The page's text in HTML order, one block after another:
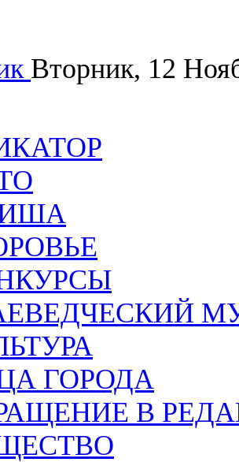
Вторник, 12
ГОРОДА
В